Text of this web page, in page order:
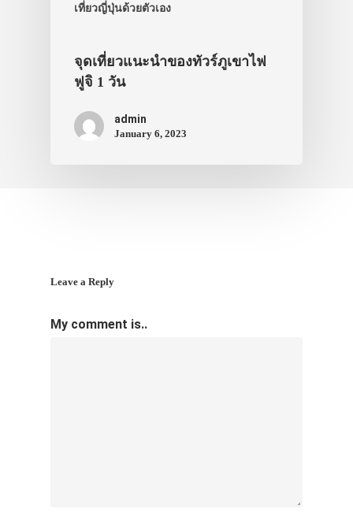
เที่ยวญี่ปุ่นด้วยตัวเอง
จุดเที่ยวแนะนำของทัวร์ภูเขาไฟ
ฟูจิ 1 วัน
admin
January 6, 2023
Leave a Reply
My comment is..